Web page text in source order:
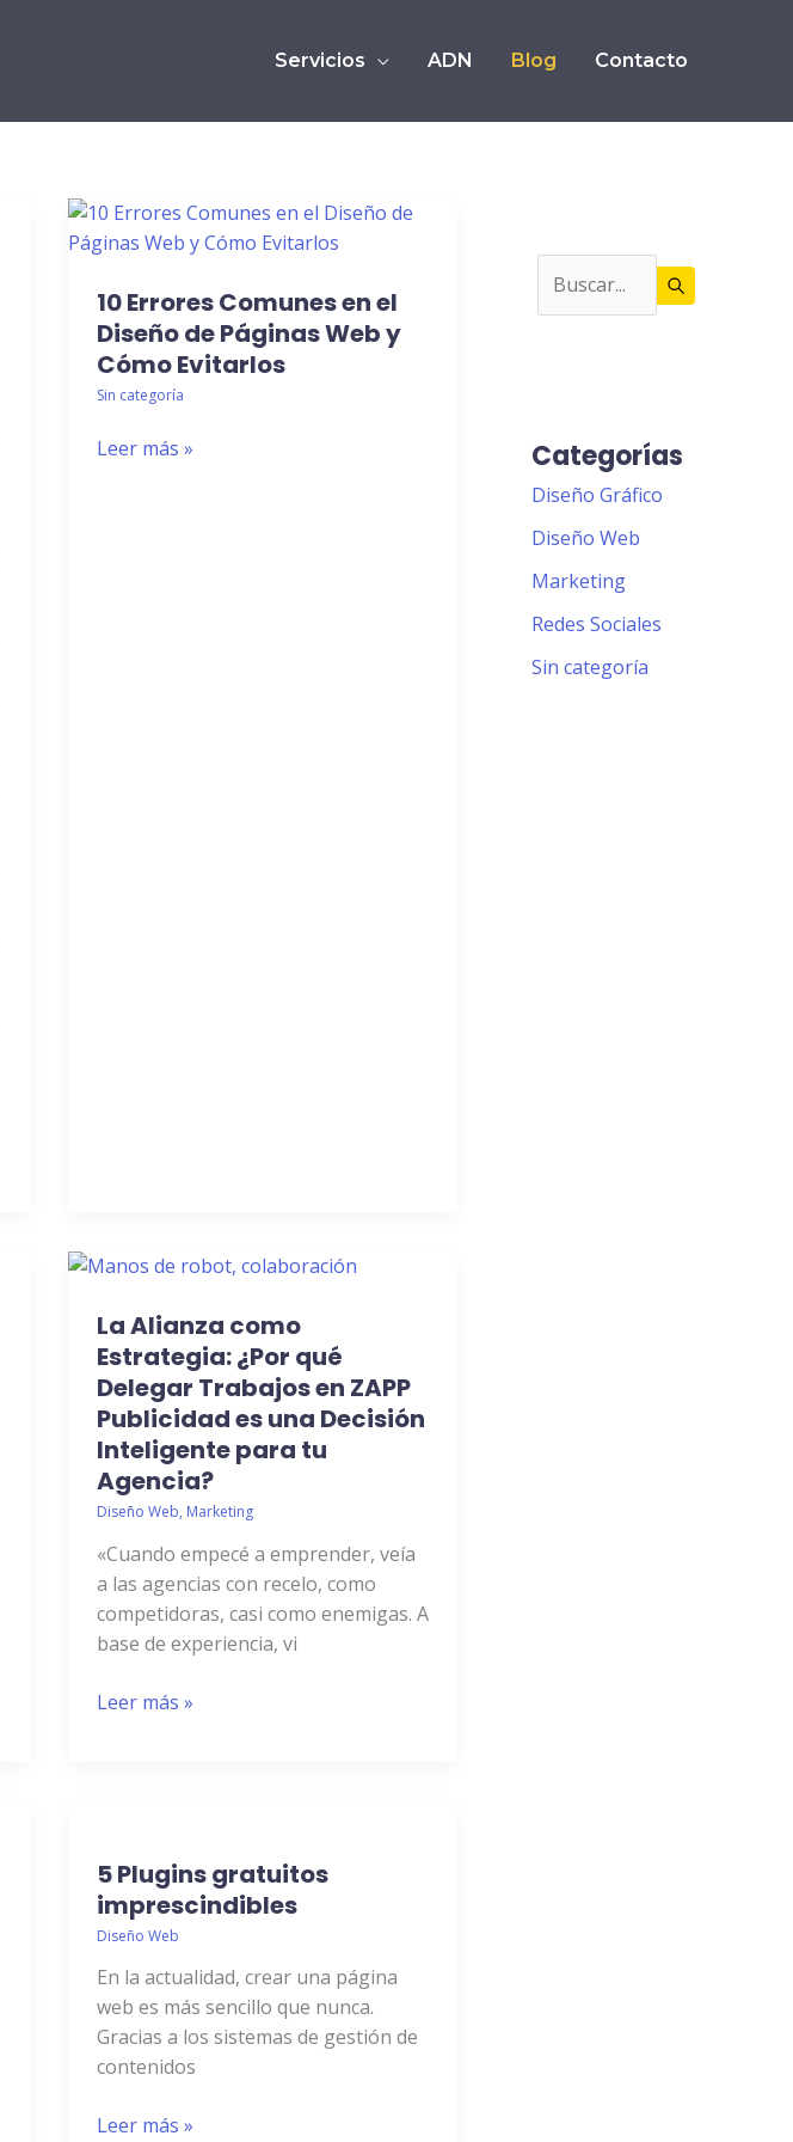
Servicios ADN Blog Contacto
10 Errores Comunes en el
Diseño de Páginas Web y
Cómo Evitarlos
Sin categoría
10
Comunes
en
el
Diseño
Páginas
Leer más »
La Alianza como
Estrategia: ¿Por qué
Delegar Trabajos en ZAPP
Publicidad es una Decisión
Inteligente para tu
Agencia?
Diseño Web, Marketing
«Cuando empecé a emprender, veía
a las agencias con recelo, como
competidoras, casi como enemigas. A
base de experiencia, vi
Alianza
como
Estrategia:
¿Por
qué
Delegar
Trabajos
ZAPP
Publicidad
es
una
Inteligente
Leer más »
5 Plugins gratuitos
imprescindibles
Diseño Web
En la actualidad, crear una página
web es más sencillo que nunca.
Gracias a los sistemas de gestión de
contenidos
Plugins
gratuitos
imprescindibles
Leer más »
Categorías
Diseño Gráfico
Diseño Web
Marketing
Redes Sociales
Sin categoría